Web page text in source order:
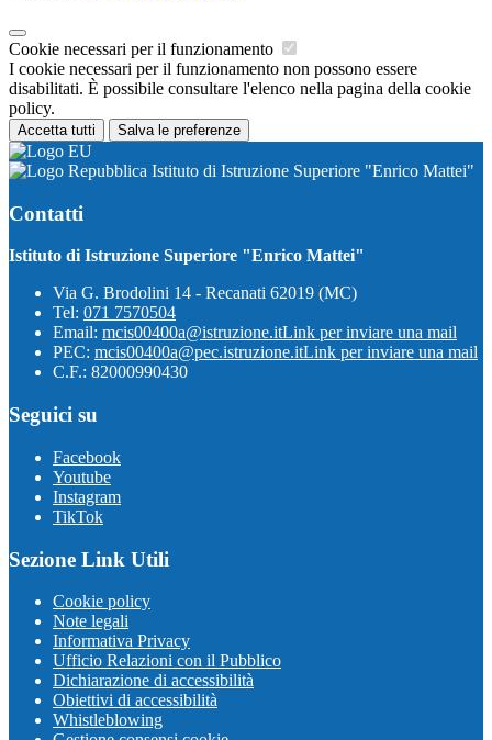
Cookie necessari per il funzionamento
I cookie necessari per il funzionamento non possono essere
disabilitati. È possibile consultare l'elenco nella pagina della cookie
policy.
Accetta tutti Salva le preferenze
Istituto di Istruzione Superiore "Enrico Mattei"
Contatti
Istituto di Istruzione Superiore "Enrico Mattei"
Via G. Brodolini 14 - Recanati 62019 (MC)
Tel: 071 7570504
Email: mcis00400a@istruzione.itLink per inviare una mail
PEC: mcis00400a@pec.istruzione.itLink per inviare una mail
C.F.: 82000990430
Seguici su
Facebook
Youtube
Instagram
TikTok
Sezione Link Utili
Cookie policy
Note legali
Informativa Privacy
Ufficio Relazioni con il Pubblico
Dichiarazione di accessibilità
Obiettivi di accessibilità
Whistleblowing